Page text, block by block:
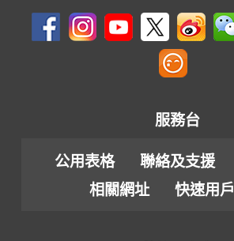
服務台
公用表格 聯絡及支援
相關網址
快速用